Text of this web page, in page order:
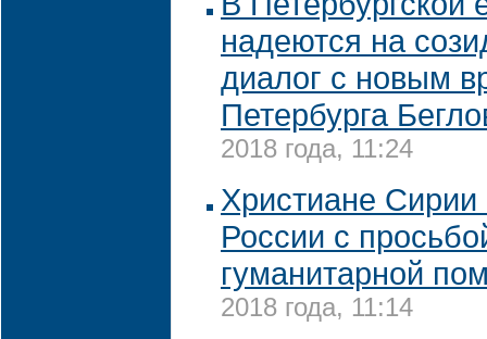
надеются на
диалог с новым
Петербурга
2018 года, 11:24
Христиане Сирии
России с
гуманитарной
2018 года, 11:14